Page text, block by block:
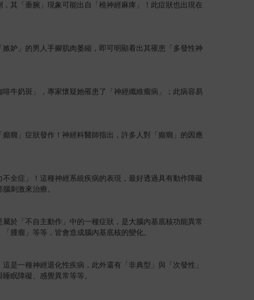
其「垂腕」現象可能出自「橈神經麻痺」！此症狀也出現在
妒」的男人手腳肌肉萎縮，即可明顯看出其罹患「多發性神
牛奶斑」，專家懷疑她罹患了「神經纖維瘤病」；此病容易
癇」症狀發作！神經科醫師指出，許多人對「癲癇」的因應
全症」！這種神經系統疾病的表現，最好透過具有動作障礙
刺激來治療。
於「不自主動作」中的一種症狀，是大腦內基底核功能異常
腫瘤」等等，皆會造成腦內基底核的變化。
是一種神經退化性疾病，此外還有「非典型」與「次發性」
眠障礙、感覺異常等等。